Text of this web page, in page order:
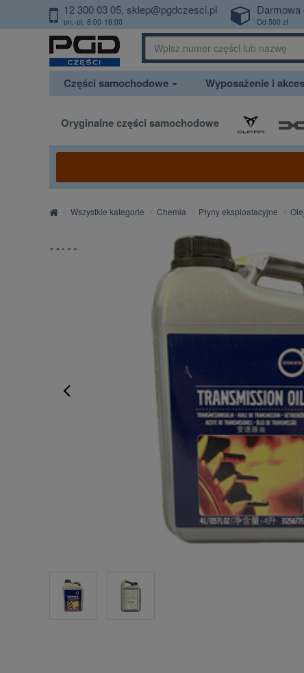
PrzejdzDoTresci
12 300 03 05 sklep@pgdczesci.pl
pn.-pt. 8:00-16:00
Darmowa
Od 500 zł
Części samochodowe Wyposażenie i
Oryginalne części samochodowe
StronaWszystkie kategorie Chemia Płyny eksploatacyjne